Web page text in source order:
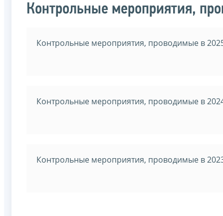
Контрольные мероприятия,
Контрольные мероприятия, проводимые в
Контрольные мероприятия, проводимые в
Контрольные мероприятия, проводимые в